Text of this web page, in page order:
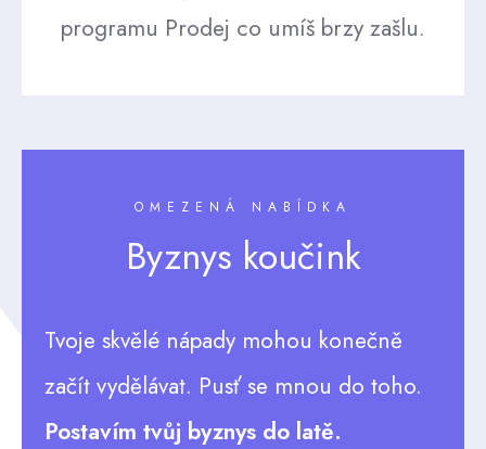
programu Prodej co umíš brzy zašlu.
OMEZENÁ NABÍDKA
Byznys koučink
Tvoje skvělé nápady mohou konečně
začít vydělávat. Pusť se mnou do toho.
Postavím tvůj byznys do latě.